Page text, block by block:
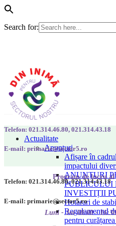
Search for:
Actualitate
Anunțuri
Afișare în
impactului
ANUNȚURI
PUBLICULUI
INVESTIȚII
Hotarari de
Regulamentul
pentru
Telefon: 021.314.46.80, 021.314.43.18
E-mail: primarie@sector5.ro
Program de lucru
Luni - Joi 08:00 -
Telefon: 021.314.46.80, 021.314.43.18
E-mail: primarie@sector5.ro